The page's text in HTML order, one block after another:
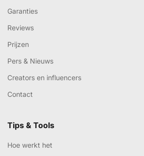
Garanties
Reviews
Prijzen
Pers & Nieuws
Creators en influencers
Contact
Tips & Tools
Hoe werkt het